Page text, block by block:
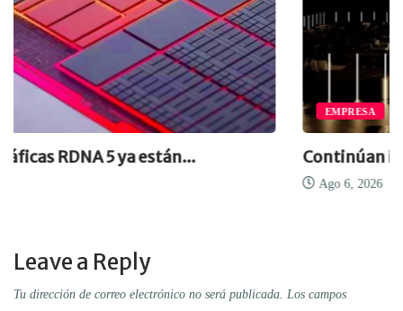
EMPRESA
Continúan inversiones en
Leave a Reply
Tu dirección de correo electrónico no será publicada. Los campos